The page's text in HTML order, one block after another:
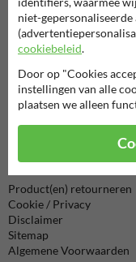
Vragen? Stuur een e-
formulier in en we
Alle contactgegevens
Product(en) retourneren
Cookie / Privacy
Disclaimer
Sitemap
Algemene Voorwaarden
niet-
cookiebeleid.
Door op "Cookies
instellingen van alle
plaatsen we alleen